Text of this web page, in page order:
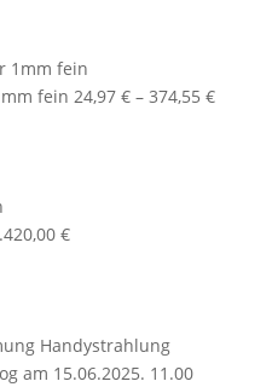
fein 24,97 €– 374,55 €
€
am 15.06.2025. 11.00